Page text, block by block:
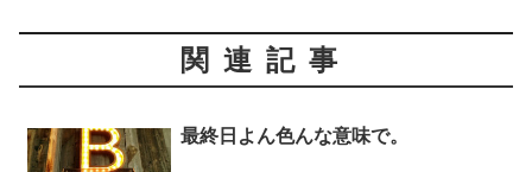
関連記事
最終日よん色んな意味で。